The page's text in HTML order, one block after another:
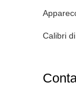
Calibri